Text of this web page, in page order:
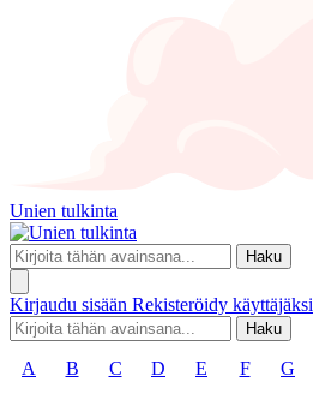
Unien tulkinta
Haku
Kirjaudu sisään Rekisteröidy käyttäjäksi
Haku
A B C D E F G